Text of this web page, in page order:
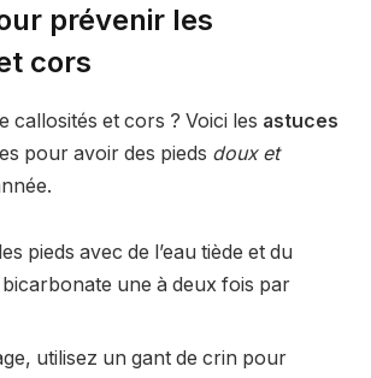
prévenir les
cors
callosités et cors ? Voici les astuces
pour avoir des pieds doux et
pieds avec de l’eau tiède et du
une à deux fois par
utilisez un gant de crin pour